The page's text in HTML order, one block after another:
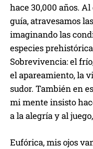
hace 30,000 años.
guía, atravesamos
imaginando las
especies
Sobrevivencia: el
el apareamiento, la
sudor. También en
mi mente insisto
a la alegría y al
Eufórica, mis ojos